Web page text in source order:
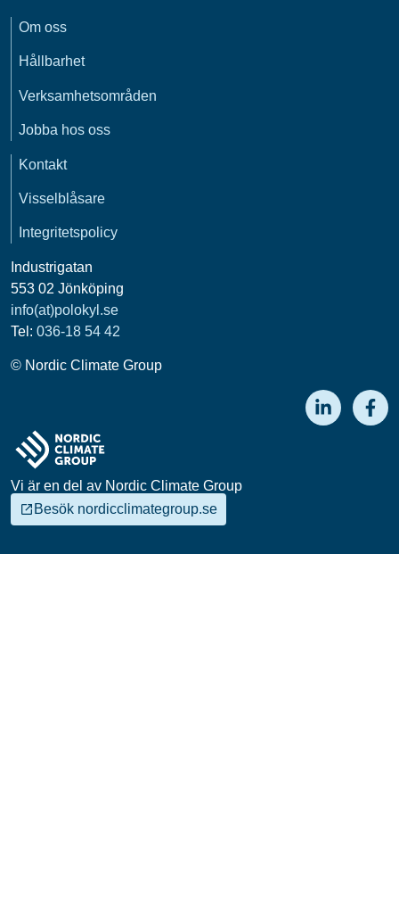
Om oss
Hållbarhet
Verksamhetsområden
Jobba hos oss
Kontakt
Visselblåsare
Integritetspolicy
Industrigatan
553 02 Jönköping
info(at)polokyl.se
Tel: 036-18 54 42
© Nordic Climate Group
Vi är en del av Nordic Climate Group
Besök nordicclimategroup.se